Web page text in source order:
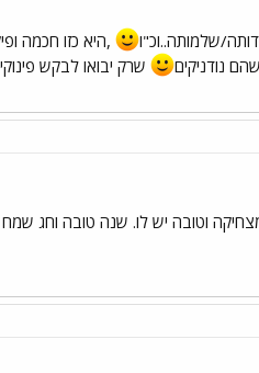
שלמותה..וכ"ו
,היא כזו חכמה
נודניקים
שרק יבואו לבקש
מצחיקה וטובה יש לו. שנה טובה וחג